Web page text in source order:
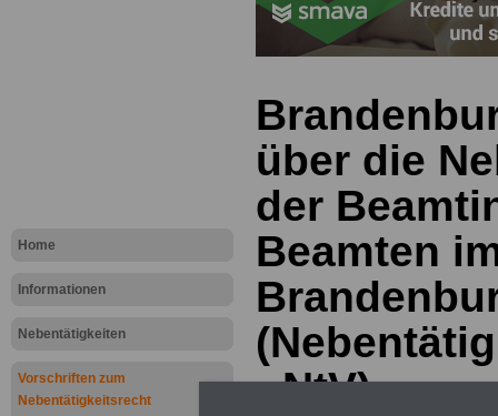
Home
Informationen
Nebentätigkeiten
Vorschriften zum
Nebentätigkeitsrecht
über die
der
Beamten
- NtV)